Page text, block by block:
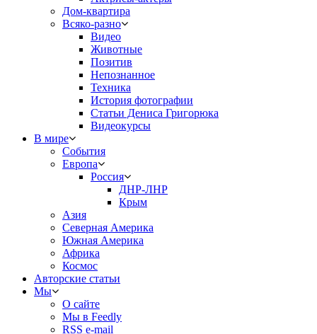
Дом-квартира
Всяко-разно
Видео
Животные
Позитив
Непознанное
Техника
История фотографии
Статьи Дениса Григорюка
Видеокурсы
В мире
События
Европа
Россия
ДНР-ЛНР
Крым
Азия
Северная Америка
Южная Америка
Африка
Космос
Авторские статьи
Мы
О сайте
Мы в Feedly
RSS e-mail